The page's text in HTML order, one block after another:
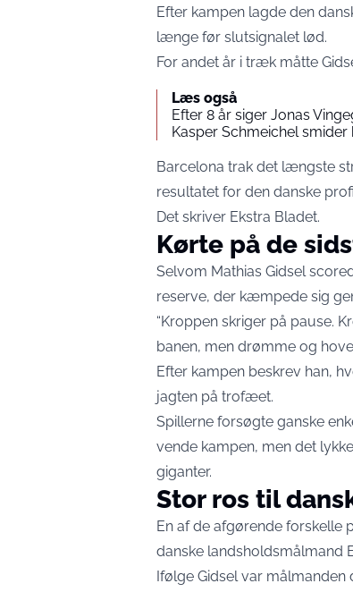
Efter kampen lagde den
længe før slutsignalet lød.
For andet år i træk måtte
Læs også
Efter 8 år siger Jonas
Kasper Schmeichel
Barcelona trak det længste
resultatet for den danske
Det skriver Ekstra Bladet.
Kørte på de
Selvom Mathias Gidsel
reserve, der kæmpede sig
“Kroppen skriger på pause.
banen, men drømme og
Efter kampen beskrev han,
jagten på trofæet.
Spillerne forsøgte ganske
vende kampen, men det
giganter.
Stor ros til
En af de afgørende forskelle
danske landsholdsmålmand
Ifølge Gidsel var målmanden